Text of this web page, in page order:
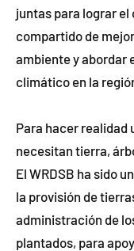
juntas para lograr el
compartido de
ambiente y abordar
climático en la
Para hacer realidad
necesitan tierra,
El WRDSB ha sido
la provisión de
administración de
plantados, para